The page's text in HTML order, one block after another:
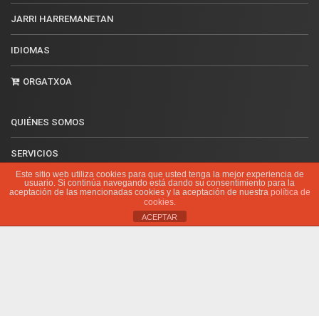
JARRI HARREMANETAN
IDIOMAS
ORGATXOA
QUIÉNES SOMOS
SERVICIOS
PROMOCIÓN DE EVENTOS
Este sitio web utiliza cookies para que usted tenga la mejor experiencia de
usuario. Si continúa navegando está dando su consentimiento para la
aceptación de las mencionadas cookies y la aceptación de nuestra política de
cookies.
ACEPTAR